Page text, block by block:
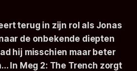
terug in zijn rol als Jonas
de onbekende diepten
hij misschien maar beter
In Meg 2: The Trench zorgt